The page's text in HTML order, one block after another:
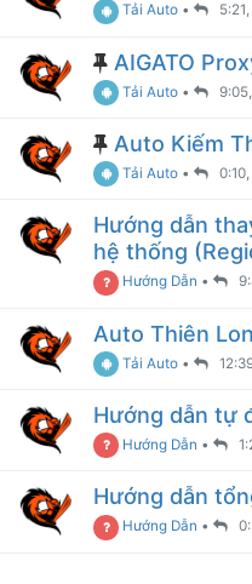
Tải Auto •
AIGATO
Tải Auto •
Auto Kiếm
Tải Auto •
Hướng dẫn
hệ thống
Hướng Dẫn •
Auto Thiên
Tải Auto •
Hướng dẫn tự
Hướng Dẫn •
Hướng dẫn
Hướng Dẫn •